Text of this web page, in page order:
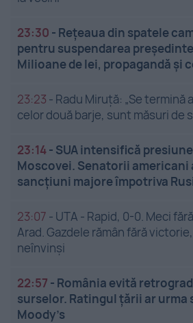
23:30 - Rețeaua din spatele
pentru suspendarea
Milioane de lei, propagandă și
23:23 - Radu Miruță: „Se termină
celor două barje, sunt măsuri de
23:14- SUA intensifică
Moscovei. Senatorii americani
sancțiuni majore împotriva
23:07 - UTA - Rapid, 0-0. Meci
Arad. Gazdele rămân fără
neînvinși
22:57 - România evită
surselor. Ratingul țării ar urma
Moody’s